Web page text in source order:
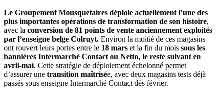
Le Groupement Mousquetaires déploie actuellement l’une des
plus importantes opérations de transformation de son histoire,
avec la conversion de 81 points de vente anciennement exploités
par l’enseigne belge Colruyt. Environ la moitié de ces magasins
ont rouvert leurs portes entre le 18 mars et la fin du mois sous les
bannières Intermarché Contact ou Netto, le reste suivant en
avril-mai. Cette stratégie de déploiement échelonné permet
d’assurer une transition maîtrisée, avec deux magasins tests déjà
passés sous enseigne Intermarché Contact dès février.